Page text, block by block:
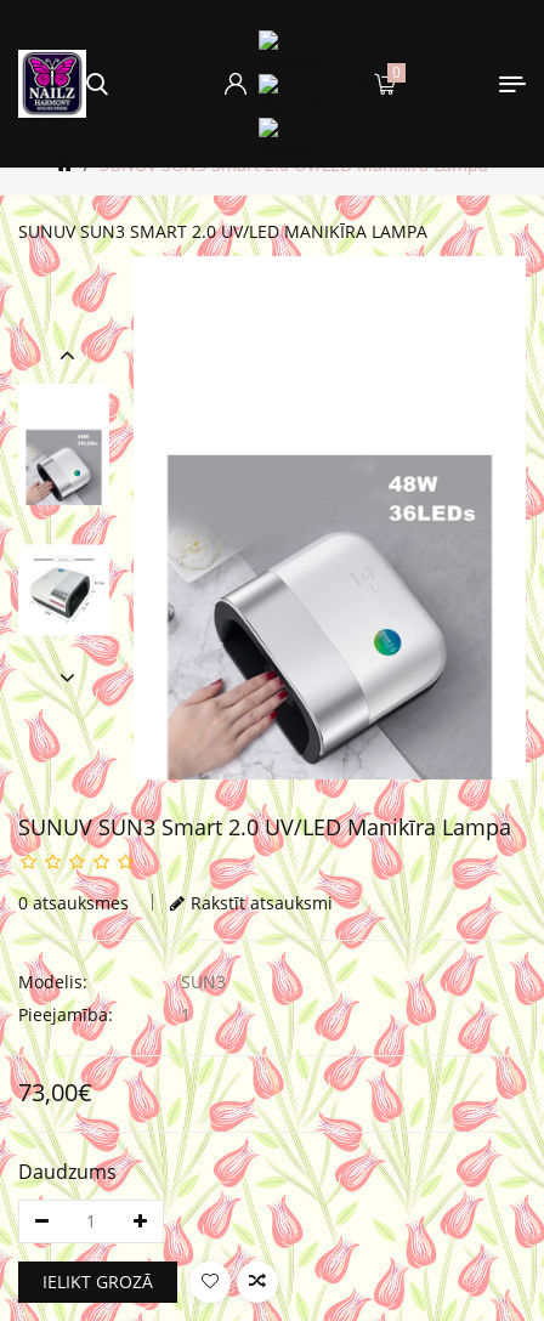
0
SUNUV SUN3 Smart 2.0 UV/LED Manikīra Lampa
SUNUV SUN3 SMART 2.0 UV/LED MANIKĪRA LAMPA
SUNUV SUN3 Smart 2.0 UV/LED Manikīra Lampa
0 atsauksmes Rakstīt atsauksmi
Modelis:
SUN3
Pieejamība:
1
73,00€
Daudzums
IELIKT GROZĀ